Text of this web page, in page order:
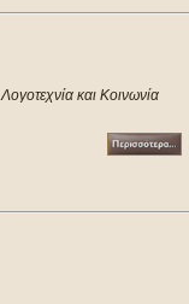
Λογοτεχνία και Κοινωνία